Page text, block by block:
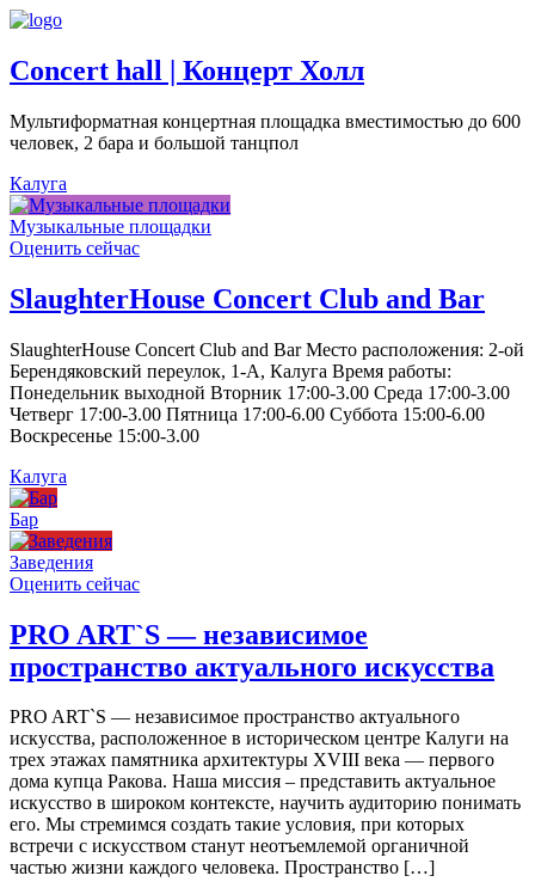
Concert hall | Концерт Холл
Мультиформатная концертная площадка вместимостью до 600
человек, 2 бара и большой танцпол
Калуга
Музыкальные площадки
Оценить сейчас
SlaughterHouse Concert Club and Bar
SlaughterHouse Concert Club and Bar Место расположения: 2-ой
Берендяковский переулок, 1-А, Калуга Время работы:
Понедельник выходной Вторник 17:00-3.00 Среда 17:00-3.00
Четверг 17:00-3.00 Пятница 17:00-6.00 Суббота 15:00-6.00
Воскресенье 15:00-3.00
Калуга
Бар
Заведения
Оценить сейчас
PRO ART`S — независимое
пространство актуального искусства
PRO ART`S — независимое пространство актуального
искусства, расположенное в историческом центре Калуги на
трех этажах памятника архитектуры XVIII века — первого
дома купца Ракова. Наша миссия – представить актуальное
искусство в широком контексте, научить аудиторию понимать
его. Мы стремимся создать такие условия, при которых
встречи с искусством станут неотъемлемой органичной
частью жизни каждого человека. Пространство […]